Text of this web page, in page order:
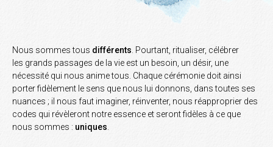
Nous sommes tous différents . Pourtant, ritualiser, célébrer
les grands passages de la vie est un besoin, un désir, une
nécessité qui nous anime tous. Chaque cérémonie doit ainsi
porter fidèlement le sens que nous lui donnons, dans toutes ses
nuances ; il nous faut imaginer, réinventer, nous réapproprier des
codes qui révèleront notre essence et seront fidèles à ce que
nous sommes : uniques